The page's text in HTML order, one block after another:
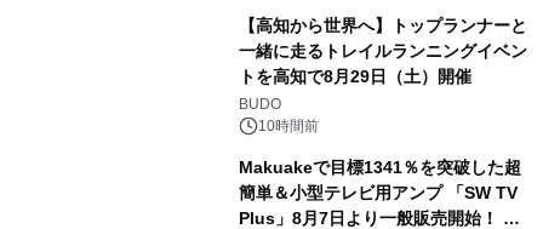
【高知から世界へ】トップランナーと
一緒に走るトレイルランニングイベン
トを高知で8月29日（土）開催
BUDO
10時間前
Makuakeで目標1341％を突破した超
簡単＆小型テレビ用アンプ 「SW TV
Plus」8月7日より一般販売開始！ ケ